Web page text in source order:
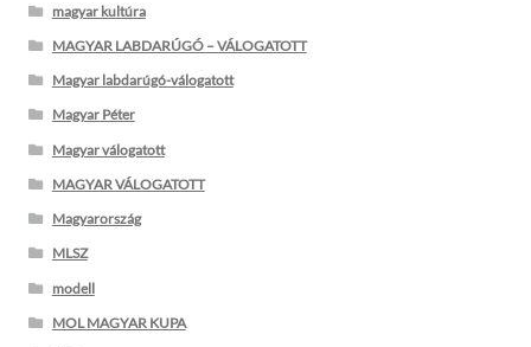
magyar kultúra
MAGYAR LABDARÚGÓ – VÁLOGATOTT
Magyar labdarúgó-válogatott
Magyar Péter
Magyar válogatott
MAGYAR VÁLOGATOTT
Magyarország
MLSZ
modell
MOL MAGYAR KUPA